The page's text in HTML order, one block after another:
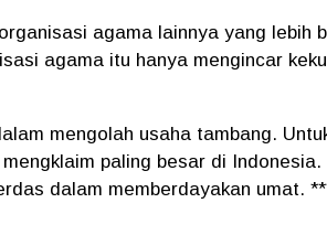
agama lainnya yang lebih
agama itu hanya mengincar
mengolah usaha tambang.
paling besar di Indonesia.
dalam memberdayakan umat.